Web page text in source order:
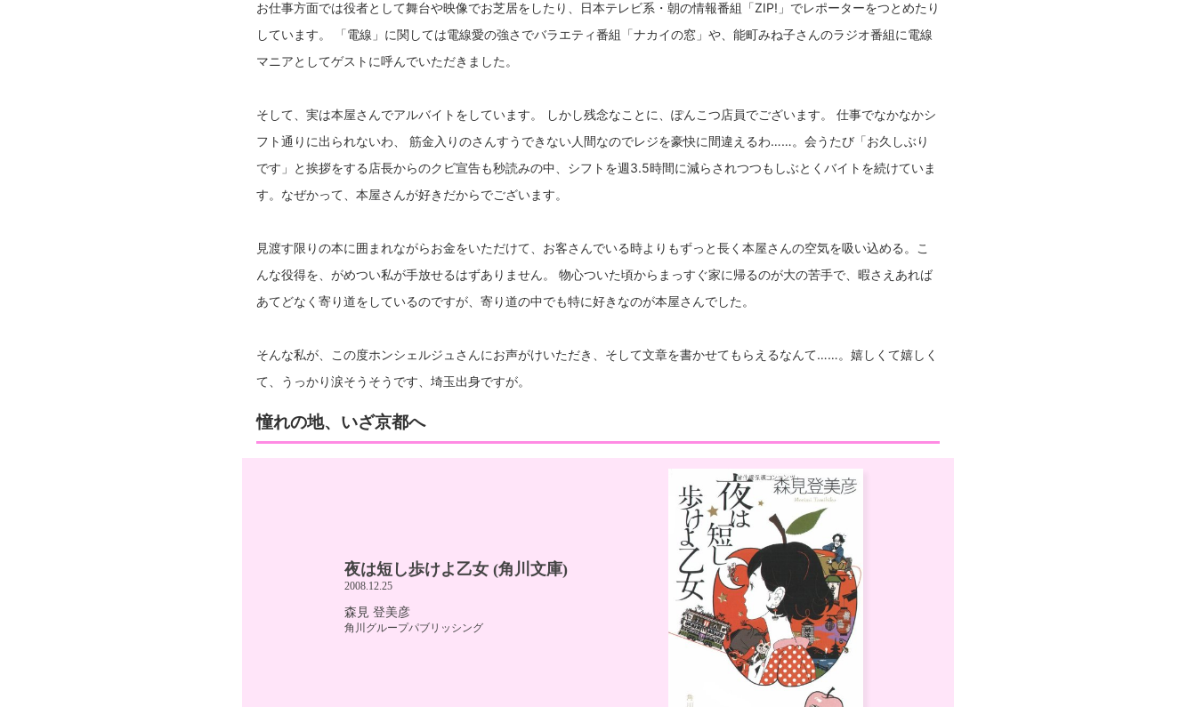
お仕事方面では役者として舞台や映像でお芝居をしたり、日本テレビ系・朝の情報番組「ZIP!」でレポーターをつとめたり
しています。 「電線」に関しては電線愛の強さでバラエティ番組「ナカイの窓」や、能町みね子さんのラジオ番組に電線
マニアとしてゲストに呼んでいただきました。
そして、実は本屋さんでアルバイトをしています。 しかし残念なことに、ぽんこつ店員でございます。 仕事でなかなかシ
フト通りに出られないわ、 筋金入りのさんすうできない人間なのでレジを豪快に間違えるわ……。会うたび「お久しぶり
です」と挨拶をする店長からのクビ宣告も秒読みの中、シフトを週3.5時間に減らされつつもしぶとくバイトを続けていま
す。なぜかって、本屋さんが好きだからでございます。
見渡す限りの本に囲まれながらお金をいただけて、お客さんでいる時よりもずっと長く本屋さんの空気を吸い込める。こ
んな役得を、がめつい私が手放せるはずありません。 物心ついた頃からまっすぐ家に帰るのが大の苦手で、暇さえあれば
あてどなく寄り道をしているのですが、寄り道の中でも特に好きなのが本屋さんでした。
そんな私が、この度ホンシェルジュさんにお声がけいただき、そして文章を書かせてもらえるなんて……。嬉しくて嬉しく
て、うっかり涙そうそうです、埼玉出身ですが。
憧れの地、いざ京都へ